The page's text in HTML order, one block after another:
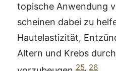
topische Anwendung
scheinen dabei zu
Hautelastizität,
Altern und Krebs
25, 26